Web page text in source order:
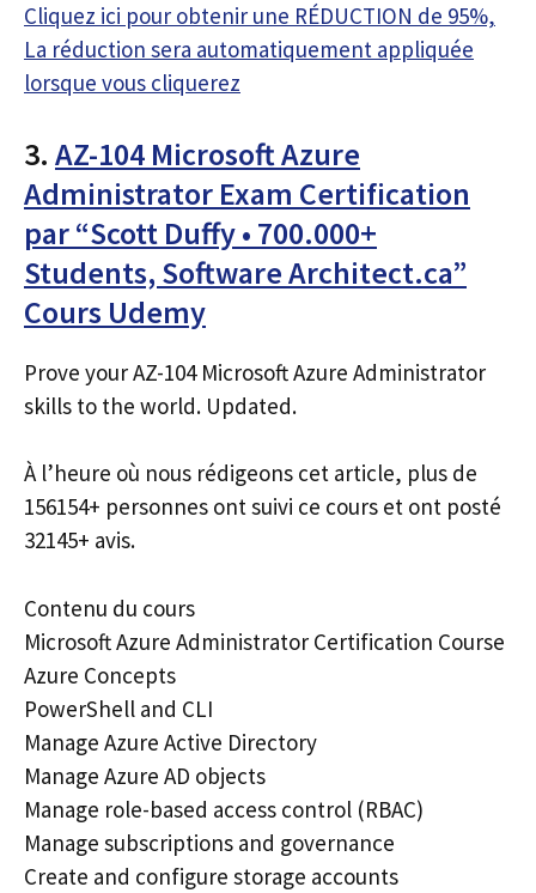
Cliquez ici pour obtenir une RÉDUCTION de 95%,
La réduction sera automatiquement appliquée
lorsque vous cliquerez
3. AZ-104 Microsoft Azure
Administrator Exam Certification
par “Scott Duffy • 700.000+
Students, Software Architect.ca”
Cours Udemy
Prove your AZ-104 Microsoft Azure Administrator
skills to the world. Updated.
À l’heure où nous rédigeons cet article, plus de
156154+ personnes ont suivi ce cours et ont posté
32145+ avis.
Contenu du cours
Microsoft Azure Administrator Certification Course
Azure Concepts
PowerShell and CLI
Manage Azure Active Directory
Manage Azure AD objects
Manage role-based access control (RBAC)
Manage subscriptions and governance
Create and configure storage accounts